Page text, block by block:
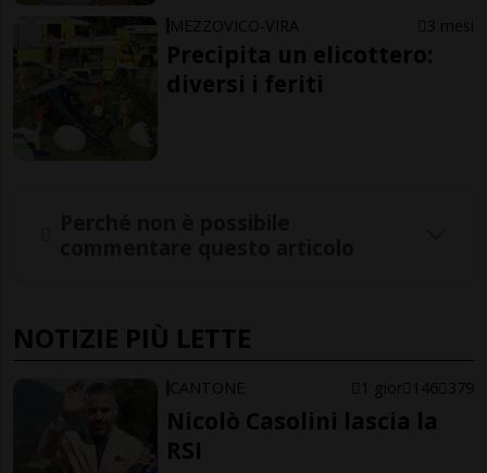
MEZZOVICO-VIRA 3 mesi
Precipita un elicottero:
diversi i feriti
NOTIZIE PIÙ LETTE
CANTONE 1 gior 146 379
Nicolò Casolini lascia la
RSI